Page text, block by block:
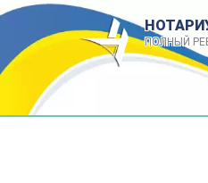
ПОЛНЫЙ